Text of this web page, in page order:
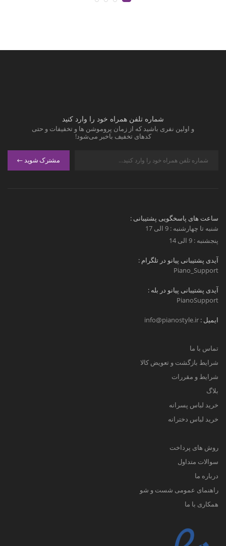
شماره تلفن همراه خود را وارد کنید
و اولین نفری باشید که از زمان پروموشن ها و تخفیفات و حتی
کدهای تخفیف باخبر می‌شود!
مشترک شوید
ساعت های پاسخگویی پشتیبانی :
شنبه تا چهارشنبه : 9 الی 17
پنجشنبه : 9 الی 14
آیدی پشتیبانی پیانو در تلگرام :
Piano_Support
آیدی پشتیبانی پیانو در بله :
PianoSupport
ایمیل : info@pianostyle.ir
تماس با ما
شرایط بازگشت و تعویض کالا
شرایط و مقررات
بلاگ
خرید لباس پسرانه
خرید لباس دخترانه
روش های پرداخت
سوالات متداول
درباره ما
راهنمای عمومی شست و شو
همکاری با ما